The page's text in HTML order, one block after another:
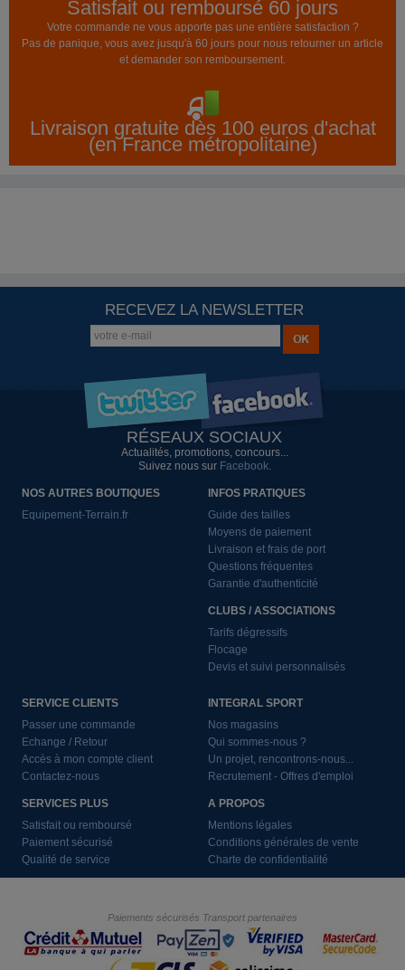
Satisfait ou remboursé 60 jours
Votre commande ne vous apporte pas une entière satisfaction ?
Pas de panique, vous avez jusqu'à 60 jours pour nous retourner un article
et demander son remboursement.
Livraison gratuite dès 100 euros d'achat
(en France métropolitaine)
RECEVEZ LA NEWSLETTER
RÉSEAUX SOCIAUX
Actualités, promotions, concours...
Suivez nous sur Facebook.
NOS AUTRES BOUTIQUES
Equipement-Terrain.fr
INFOS PRATIQUES
Guide des tailles
Moyens de paiement
Livraison et frais de port
Questions fréquentes
Garantie d'authenticité
CLUBS / ASSOCIATIONS
Tarifs dégressifs
Flocage
Devis et suivi personnalisés
SERVICE CLIENTS
Passer une commande
Echange / Retour
Accès à mon compte client
Contactez-nous
SERVICES PLUS
Satisfait ou remboursé
Paiement sécurisé
Qualité de service
INTEGRAL SPORT
Nos magasins
Qui sommes-nous ?
Un projet, rencontrons-nous...
Recrutement - Offres d'emploi
A PROPOS
Mentions légales
Conditions générales de vente
Charte de confidentialité
Paiements sécurisés Transport partenaires